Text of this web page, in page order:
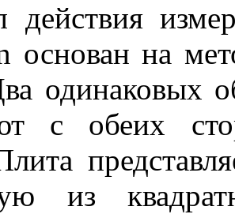
действия
основан на
одинаковых
с обеих
из